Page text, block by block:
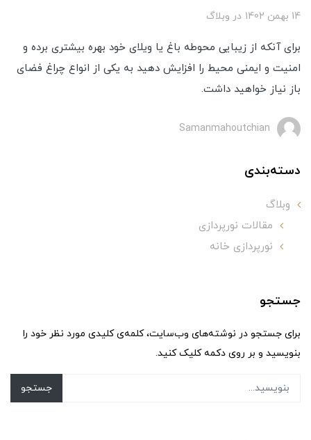
14 بهمن 1402 در وبلاگ
برای آنکه از زیبایی محوطه باغ یا ویلای خود بهره بیشتری برده و
امنیت و ایمنی محیط را افزایش دهید به یکی از انواع چراغ فضای
باز نیاز خواهید داشت.
Samanmahoutchian
دسته‌بندی
وبلاگ
مقالات نورپردازی
نورپردازی خانه
جستجو
برای جستجو در نوشته‌های وب‌سایت، کلمه‌ی کلیدی مورد نظر خود را
بنویسید و بر روی دکمه کلیک کنید.
جستجو